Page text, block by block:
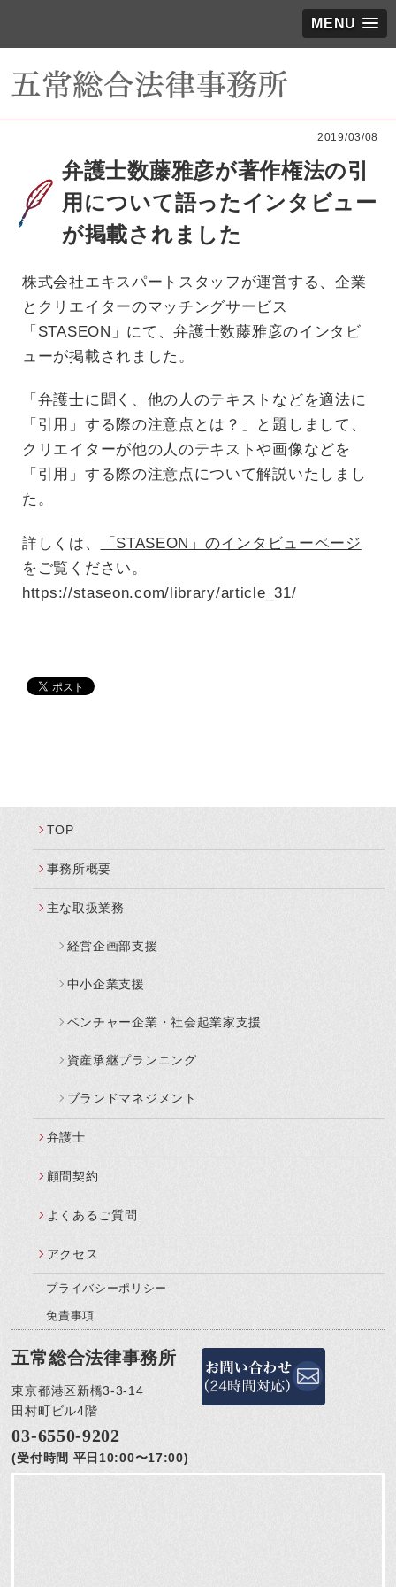
MENU
2019/03/08
弁護士数藤雅彦が著作権法の引
用について語ったインタビュー
が掲載されました
株式会社エキスパートスタッフが運営する、企業
とクリエイターのマッチングサービス
「STASEON」にて、弁護士数藤雅彦のインタビ
ューが掲載されました。
「弁護士に聞く、他の人のテキストなどを適法に
「引用」する際の注意点とは？」と題しまして、
クリエイターが他の人のテキストや画像などを
「引用」する際の注意点について解説いたしまし
た。
詳しくは、
「STASEON」のインタビューページ
をご覧ください。
https://staseon.com/library/article_31/
TOP
事務所概要
主な取扱業務
経営企画部支援
中小企業支援
ベンチャー企業・社会起業家支援
資産承継プランニング
ブランドマネジメント
弁護士
顧問契約
よくあるご質問
アクセス
プライバシーポリシー
免責事項
五常総合法律事務所
東京都港区新橋3-3-14
田村町ビル4階
03-6550-9202
(受付時間 平日10:00〜17:00)